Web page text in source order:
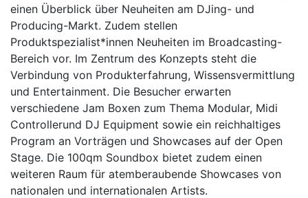
einen Überblick über Neuheiten am DJing- und
Producing-Markt. Zudem stellen
Produktspezialist*innen Neuheiten im Broadcasting-
Bereich vor. Im Zentrum des Konzepts steht die
Verbindung von Produkterfahrung, Wissensvermittlung
und Entertainment. Die Besucher erwarten
verschiedene Jam Boxen zum Thema Modular, Midi
Controllerund DJ Equipment sowie ein reichhaltiges
Program an Vorträgen und Showcases auf der Open
Stage. Die 100qm Soundbox bietet zudem einen
weiteren Raum für atemberaubende Showcases von
nationalen und internationalen Artists.